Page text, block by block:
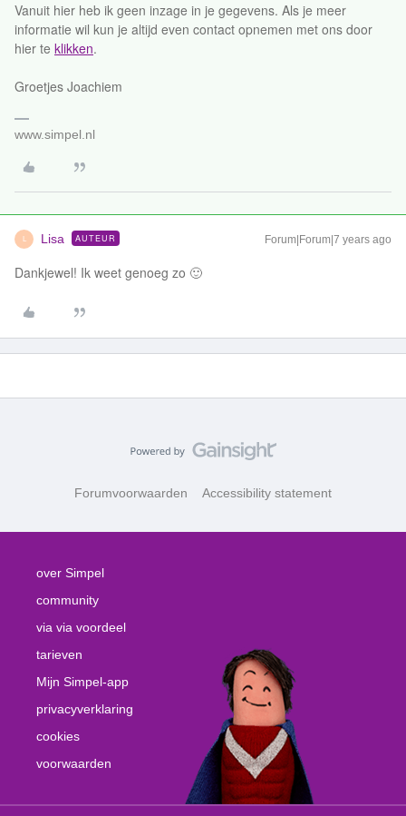
Vanuit hier heb ik geen inzage in je gegevens. Als je meer
informatie wil kun je altijd even contact opnemen met ons door
hier te klikken.
Groetjes Joachiem
www.simpel.nl
L Lisa AUTEUR Forum|Forum|7 years ago
Dankjewel! Ik weet genoeg zo 🙂
Forumvoorwaarden Accessibility statement
over Simpel
community
via via voordeel
tarieven
Mijn Simpel-app
privacyverklaring
cookies
voorwaarden